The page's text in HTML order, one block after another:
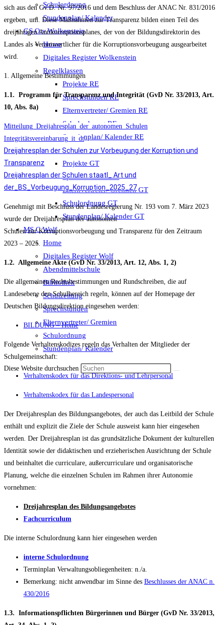
Schulordnung
Stundenplan/ Kalender
GS O.v.Wolkenstein
Home
Digitales Register Wolkenstein
Regelklassen
Projekte RE
Sprechstunden RE
Elternvertreter/ Gremien RE
Schulordnung RE
Stundenplan/ Kalender RE
Ganztagsklassen
Projekte GT
Sprechstunden GT
Elternvertreter/ Gremien GT
Schulordnung GT
Stundenplan/ Kalender GT
MS C.Wolf
Home
Digitales Register Wolf
Abendmittelschule
Bibliothek
Schulzeitung
Sprechstunden
Elternvertreter/ Gremien
Schulordnung
Stundenplan/ Kalender
Diese Website durchsuchen
sich aus den Gv.D. Nr. 97/2016 und dem Beschluss der ANAC Nr. 831/2016
ergeben, um. Diese Maßnahmen zur Transparenz bilden einen Teil des
dreijährigen Antikorruptionsplanes, der von der Bildungsdirektorin des
Landes als Verantwortlicher für die Korruptionsvorbeugung ausgearbeitet
wird.
1. Allgemeine Bestimmungen
1.1. Programm für Transparenz und Integrität (GvD Nr. 33/2013, Art.
10, Abs. 8a)
Mitteilung_Dreijahresplan_der_autonomen_Schulen
Integritätsvereinbarung_it_dt
Dreijahresplan der Schulen zur Vorbeugung der Korruption und
Transparenz
Dreijahresplan der Schulen staatl_ Art und
der_BS_Vorbeugung_Korruption_2025_27
Genehmigt mit Beschluss der Landesregierung Nr. 193 vom 7. März 2023
wurde der Dreijahresplan der autonomen
Schulen zur Korruptionsvorbeugung und Transparenz für den Zeitraum
2023 – 2025.
1.2. Allgemeine Akte (GvD Nr. 33/2013, Art. 12, Abs. 1, 2)
Die allgemeinen Rechtsbestimmungen und Rundschreiben, die auf
Landesebene den Schulbereich regeln, können auf der Homepage der
Deutschen Bildungsdirektion eingesehen werden:
BILDUNG – Home
Folgende Verhaltenskodizes regeln das Verhalten der Mitglieder der
Schulgemeinschaft:
Verhaltenskodex für das Direktions- und Lehrpersonal
Verhaltenskodex für das Landespersonal
Der Dreijahresplan des Bildungsangebotes, der auch das Leitbild der Schule
enthält und explizit die Ziele der Schule ausweist kann hier eingesehen
werden. Der Dreijahresplan ist das grundsätzliche Dokument der kulturellen
Identität sowie der didaktischen und erzieherischen Ausrichtung der Schule
und beinhaltet die curriculare, außercurriculare und organisatorische
Planung, welche die einzelnen Schulen im Rahmen ihrer Autonomie
vornehmen:
Dreijahresplan des Bildungsangebotes
Fachcurriculum
Die interne Schulordnung kann hier eingesehen werden
interne Schulordnung
Terminplan Verwaltungsobliegenheiten: n./a.
Bemerkung: nicht anwendbar im Sinne des Beschlusses der ANAC n.
430/2016
1.3. Informationspflichten Bürgerinnen und Bürger (GvD Nr. 33/2013,